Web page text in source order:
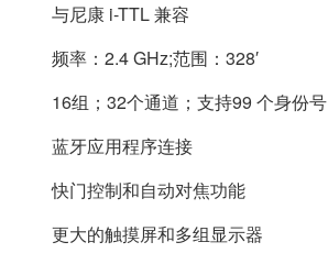
与尼康 i-TTL 兼容
频率：2.4 GHz;范围：328′
16组；32个通道；支持99 个身份号
蓝牙应用程序连接
快门控制和自动对焦功能
更大的触摸屏和多组显示器